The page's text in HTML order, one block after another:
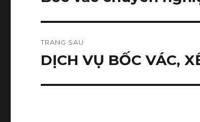
trước:
TRANG SAU
Bài
theo:
DỊCH VỤ BỐC VÁC,